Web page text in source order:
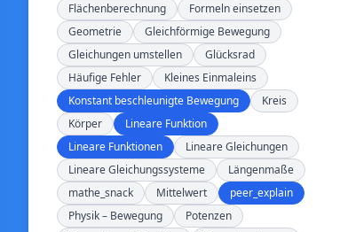
Flächenberechnung
Formeln einsetzen
Geometrie
Gleichförmige Bewegung
Gleichungen umstellen
Glücksrad
Häufige Fehler
Kleines Einmaleins
Konstant beschleunigte Bewegung
Kreis
Körper
Lineare Funktion
Lineare Funktionen
Lineare Gleichungen
Lineare Gleichungssysteme
Längenmaße
mathe_snack
Mittelwert
peer_explain
Physik – Bewegung
Potenzen